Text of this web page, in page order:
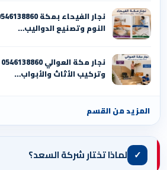
النوم وتصنيع الدواليب…
وتركيب الأثاث والأبواب…
المزيد من القسم
✓ لماذا تختار شركة السعد؟